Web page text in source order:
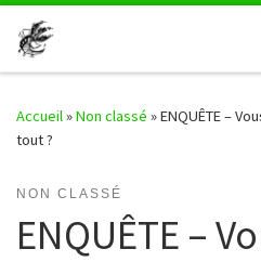
Passer au contenu
Accueil»Non classé »ENQUÊTE –
tout ?
NON CLASSÉ
ENQUÊTE –